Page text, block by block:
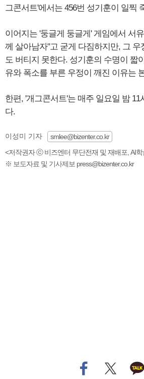
그콘서트'에서는 456번 성기훈이 일찍
이어지는 '둥글게 둥글게' 게임에서 서
께 살아남자"고 굳게 다짐하지만, 그 우
도 버티지 못한다. 성기훈의 수명이 짧
유와 폭소를 부른 우정이 깨진 이유는
한편, '개그콘서트'는 매주 일요일 밤 11
다.
이성미 기자
smlee@bizenter.co.kr
<저작권자 ⓒ 비즈엔터 무단전재 및 재배포, AI학
※ 보도자료 및 기사제보 press@bizenter.co.kr